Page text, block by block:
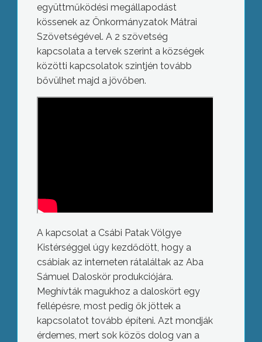
együttműködési megállapodást
kössenek az Önkormányzatok Mátrai
Szövetségével. A 2 szövetség
kapcsolata a tervek szerint a községek
közötti kapcsolatok szintjén tovább
bővülhet majd a jövőben.
A kapcsolat a Csábi Patak Völgye
Kistérséggel úgy kezdődött, hogy a
csábiak az interneten rátaláltak az Aba
Sámuel Daloskör produkciójára.
Meghívták magukhoz a daloskört egy
fellépésre, most pedig ők jöttek a
kapcsolatot tovább építeni. Azt mondják
érdemes, mert sok közös dolog van a